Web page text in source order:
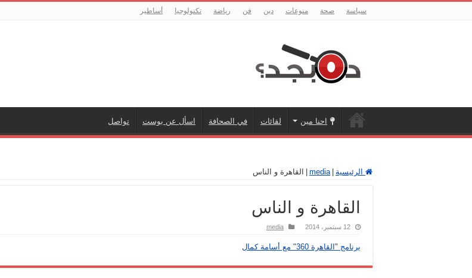
سياسة صحة منوعات دين فن رياضة تكنولوجيا أساطير
احنا مين لقائات في الصحافة اسأل عن بوست تواصل
الرئيسية media القاهرة و الناس
القاهرة و الناس
12 سبتمبر، 2014 media
برنامج "القاهرة 360" مع أسامة كمال